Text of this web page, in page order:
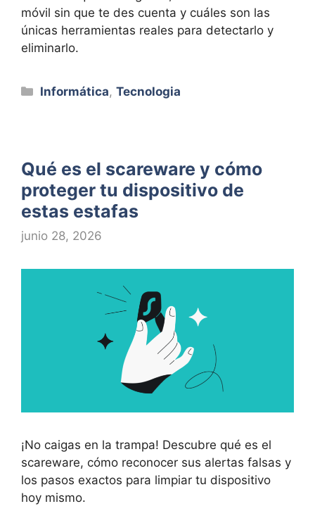
móvil sin que te des cuenta y cuáles son las
únicas herramientas reales para detectarlo y
eliminarlo.
Categorías
Informática,Tecnologia
Qué es el scareware y cómo
proteger tu dispositivo de
estas estafas
junio 28, 2026
¡No caigas en la trampa! Descubre qué es el
scareware, cómo reconocer sus alertas falsas y
los pasos exactos para limpiar tu dispositivo
hoy mismo.